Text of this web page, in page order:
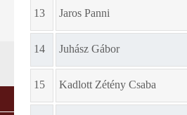
13 Jaros Panni
14 Juhász Gábor
15 Kadlott Zétény Csaba